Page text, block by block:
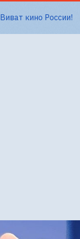
Виват кино России!